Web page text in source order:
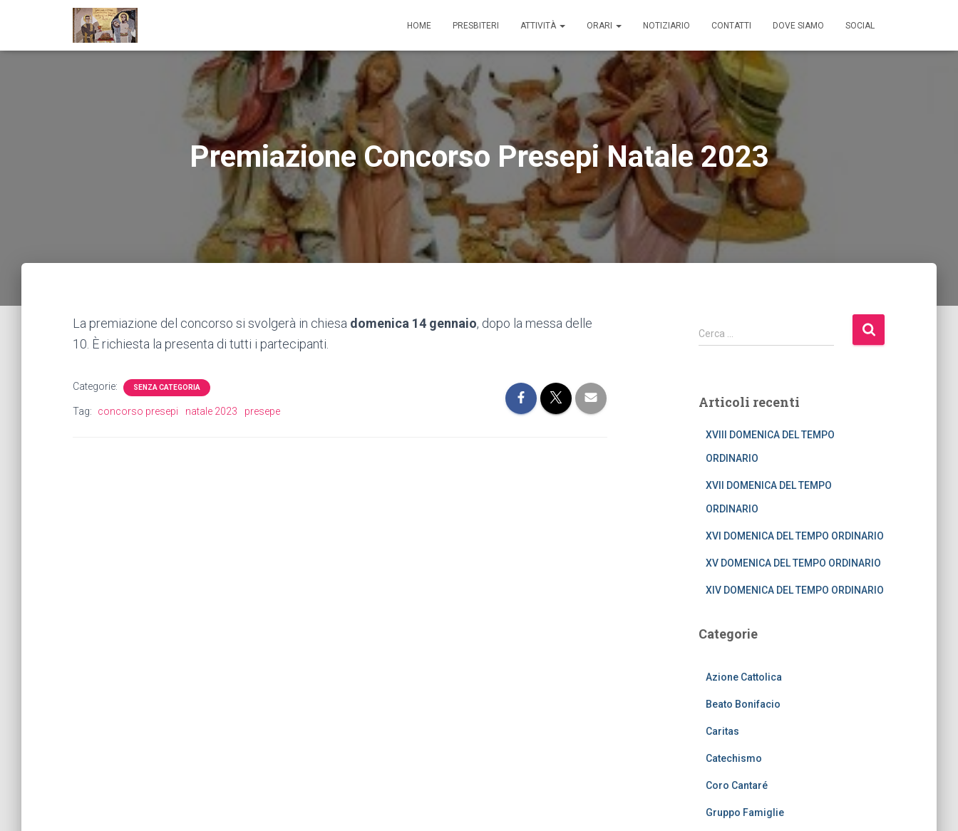
HOME PRESBITERI ATTIVITÀ ORARI NOTIZIARIO CONTATTI DOVE SIAMO SOCIAL
Premiazione Concorso Presepi Natale 2023
La premiazione del concorso si svolgerà in chiesa domenica 14 gennaio, dopo la messa delle
10. È richiesta la presenta di tutti i partecipanti.
Categorie: SENZA CATEGORIA
Tag: concorso presepi natale 2023 presepe
R
i
c
Cerca …
Articoli recenti
XVIII DOMENICA DEL TEMPO
ORDINARIO
XVII DOMENICA DEL TEMPO
ORDINARIO
XVI DOMENICA DEL TEMPO ORDINARIO
XV DOMENICA DEL TEMPO ORDINARIO
XIV DOMENICA DEL TEMPO ORDINARIO
Categorie
Azione Cattolica
Beato Bonifacio
Caritas
Catechismo
Coro Cantaré
Gruppo Famiglie